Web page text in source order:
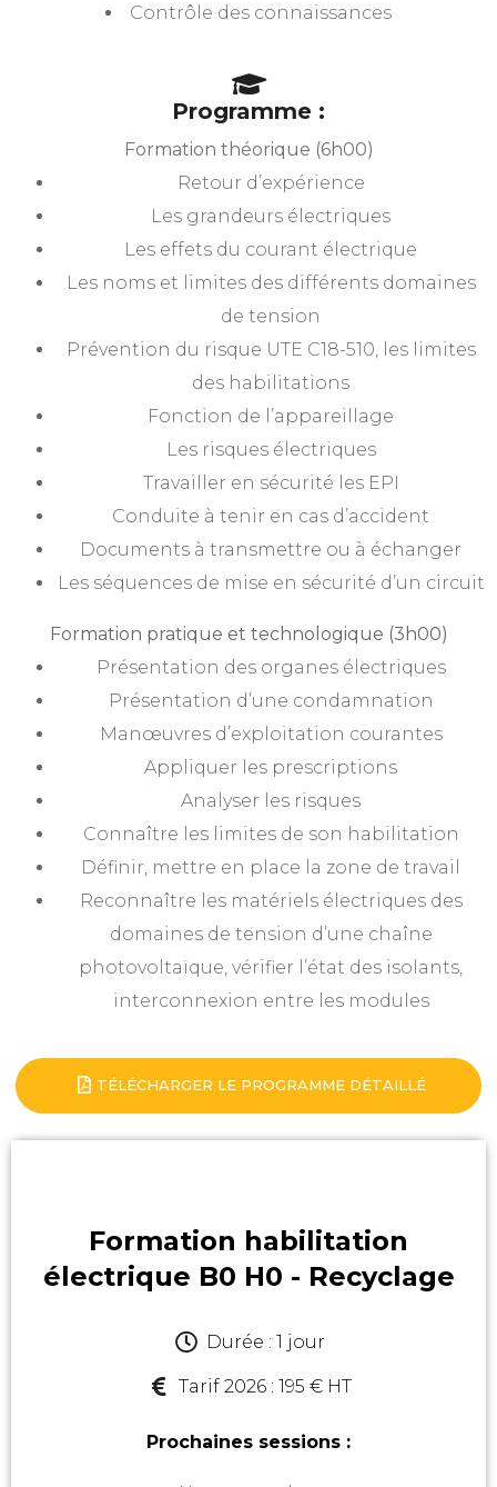
Contrôle des connaissances
Programme :
Formation théorique (6h00)
Retour d’expérience
Les grandeurs électriques
Les effets du courant électrique
Les noms et limites des différents domaines
de tension
Prévention du risque UTE C18-510, les limites
des habilitations
Fonction de l’appareillage
Les risques électriques
Travailler en sécurité les EPI
Conduite à tenir en cas d’accident
Documents à transmettre ou à échanger
Les séquences de mise en sécurité d’un circuit
Formation pratique et technologique (3h00)
Présentation des organes électriques
Présentation d’une condamnation
Manœuvres d’exploitation courantes
Appliquer les prescriptions
Analyser les risques
Connaître les limites de son habilitation
Définir, mettre en place la zone de travail
Reconnaître les matériels électriques des
domaines de tension d’une chaîne
photovoltaïque, vérifier l’état des isolants,
interconnexion entre les modules
TÉLÉCHARGER LE PROGRAMME DÉTAILLÉ
Formation habilitation
électrique B0 H0 - Recyclage
Durée : 1 jour
Tarif 2026 : 195 € HT
Prochaines sessions :